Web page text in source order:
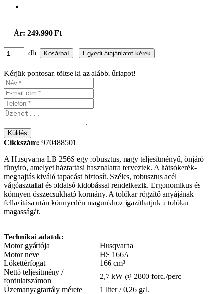
Ár: 249.990 Ft
db
Kérjük pontosan töltse ki az alábbi űrlapot!
Cikkszám: 970488501
A Husqvarna LB 256S egy robusztus, nagy teljesítményű, önjáró
fűnyíró, amelyet háztartási használatra terveztek. A hátsókerék-
meghajtás kiváló tapadást biztosít. Széles, robusztus acél
vágóasztallal és oldalsó kidobással rendelkezik. Ergonomikus és
könnyen összecsukható kormány. A tolókar rögzítő anyájának
fellazítása után könnyedén magunkhoz igazíthatjuk a tolókar
magasságát.
Technikai adatok:
Motor gyártója
Husqvarna
Motor neve
HS 166A
Lökettérfogat
166 cm³
Nettó teljesítmény /
fordulatszámon
2,7 kW @ 2800 ford./perc
Üzemanyagtartály mérete
1 liter / 0,26 gal.